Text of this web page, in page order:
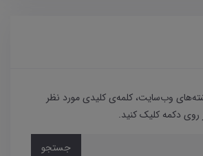
وب‌سایت، کلمه‌ی کلیدی مورد نظر
روی دکمه کلیک کنید.
جستجو